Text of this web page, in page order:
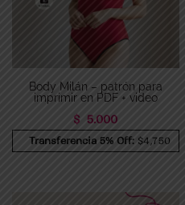
Body Milán – patrón para
imprimir en PDF + video
$ 5.000
Transferencia 5% Off: $4,750